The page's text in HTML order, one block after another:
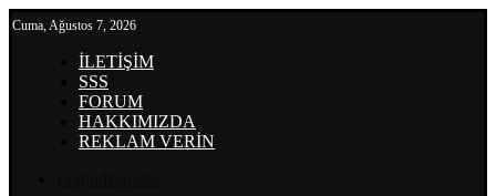
Cuma, Ağustos 7, 2026
İLETİŞİM
SSS
FORUM
HAKKIMIZDA
REKLAM VERİN